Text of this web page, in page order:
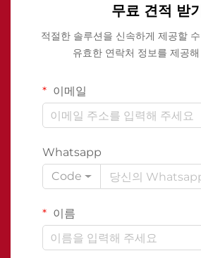
무료 견적 받기
적절한 솔루션을 신속하게 제공할
유효한 연락처 정보를 제공
이메일
Whatsapp
Code
이름